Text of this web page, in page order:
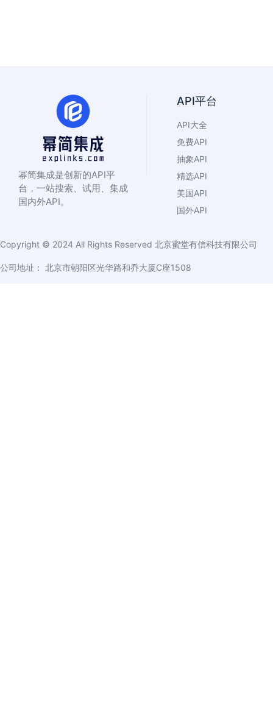
幂简集成是创新的API平
台，一站搜索、试用、集成
国内外API。
API平台
API大全
免费API
抽象API
精选API
美国API
国外API
Copyright © 2024 All Rights Reserved 北京蜜堂有信科技有限公司
公司地址： 北京市朝阳区光华路和乔大厦C座1508